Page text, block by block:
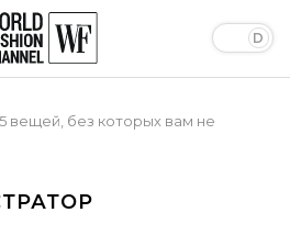
5 вещей, без которых вам не